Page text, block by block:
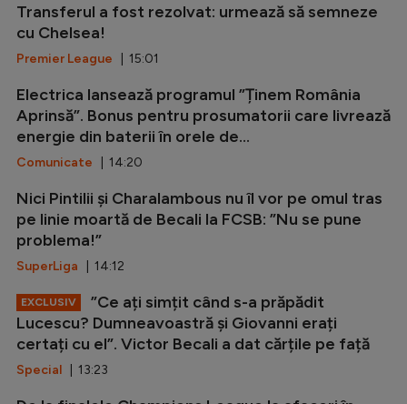
Transferul a fost rezolvat: urmează să semneze
cu Chelsea!
Premier League | 15:01
Electrica lansează programul ”Ținem România
Aprinsă”. Bonus pentru prosumatorii care livrează
energie din baterii în orele de...
Comunicate | 14:20
Nici Pintilii și Charalambous nu îl vor pe omul tras
pe linie moartă de Becali la FCSB: ”Nu se pune
problema!”
SuperLiga | 14:12
EXCLUSIV
”Ce ați simțit când s-a prăpădit
Lucescu? Dumneavoastră și Giovanni erați
certați cu el”. Victor Becali a dat cărțile pe față
Special | 13:23